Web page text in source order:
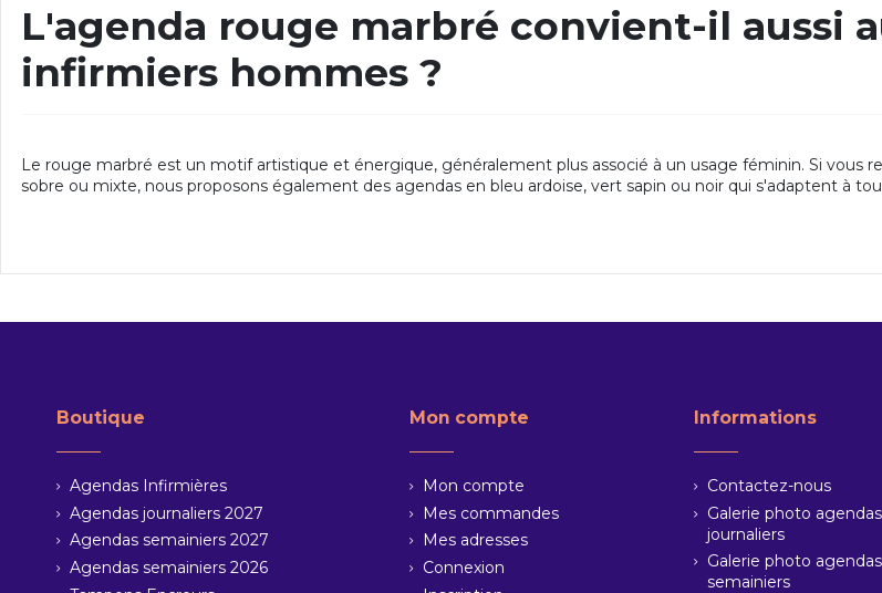
L'agenda rouge marbré convient-il aussi
infirmiers hommes ?
Le rouge marbré est un motif artistique et énergique, généralement plus associé à un usage féminin. Si vous
sobre ou mixte, nous proposons également des agendas en bleu ardoise, vert sapin ou noir qui s'adaptent à
Boutique
Agendas Infirmières
Agendas journaliers 2027
Agendas semainiers 2027
Agendas semainiers 2026
Mon compte
Mon compte
Mes commandes
Mes adresses
Connexion
Informations
Contactez-nous
Galerie photo agendas
journaliers
Galerie photo agendas
semainiers